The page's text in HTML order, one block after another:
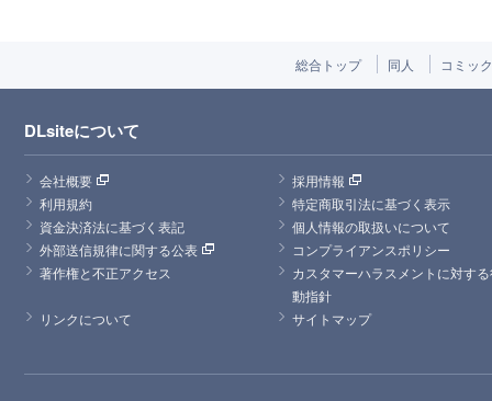
総合トップ 同人 コミッ
DLsiteについて
会社概要
採用情報
利用規約
特定商取引法に基づく表示
資金決済法に基づく表記
個人情報の取扱いについて
外部送信規律に関する公表
コンプライアンスポリシー
著作権と不正アクセス
カスタマーハラスメントに対す
動指針
リンクについて
サイトマップ